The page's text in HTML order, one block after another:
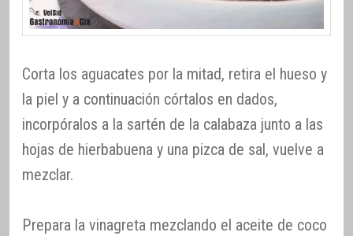
Corta los aguacates por la mitad, retira el hueso y
la piel y a continuación córtalos en dados,
incorpóralos a la sartén de la calabaza junto a las
hojas de hierbabuena y una pizca de sal, vuelve a
mezclar.
Prepara la vinagreta mezclando el aceite de coco